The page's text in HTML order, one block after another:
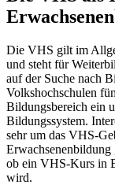
Die VHS gilt im
und steht für
auf der Suche nach
Volkshochschulen
Bildungsbereich ein
Bildungssystem.
sehr um das VHS-
Erwachsenenbildung
ob ein VHS-Kurs in
wird.